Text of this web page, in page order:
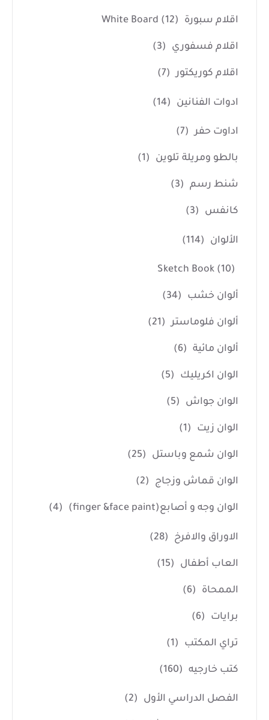
اقلام سبورة White Board (12)
اقلام فسفوري (3)
اقلام كوريكتور (7)
ادوات الفنانين (14)
اداوت حفر (7)
بالطو ومريلة تلوين (1)
شنط رسم (3)
كانفس (3)
الألوان (114)
Sketch Book (10)
ألوان خشب (34)
ألوان فلوماستر (21)
ألوان مائية (6)
الوان اكريليك (5)
الوان جواش (5)
الوان زيت (1)
الوان شمع وباستل (25)
الوان قماش وزجاج (2)
الوان وجه و أصابع(finger &face paint) (4)
الاوراق والافرخ (28)
العاب أطفال (15)
الممحاة (6)
برايات (6)
تراي المكتب (1)
كتب خارجيه (160)
الفصل الدراسي الأول (2)